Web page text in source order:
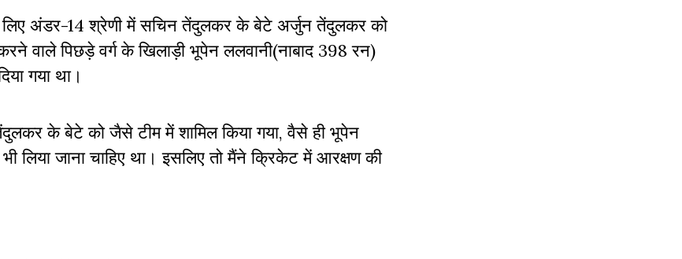
अंडर-14 श्रेणी में सचिन तेंदुलकर के बेटे अर्जुन तेंदुलकर को
वाले पिछड़े वर्ग के खिलाड़ी भूपेन ललवानी(नाबाद 398 रन)
गया था।
के बेटे को जैसे टीम में शामिल किया गया, वैसे ही भूपेन
लिया जाना चाहिए था। इसलिए तो मैंने क्रिकेट में आरक्षण की